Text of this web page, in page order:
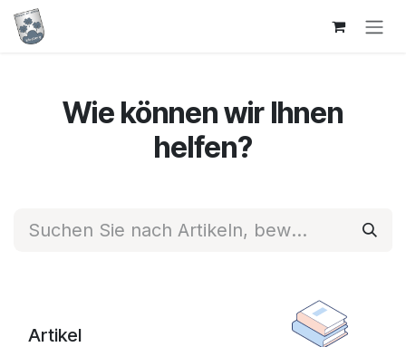
Zum Inhalt springen
Wie können wir Ihnen
helfen?
Artikel